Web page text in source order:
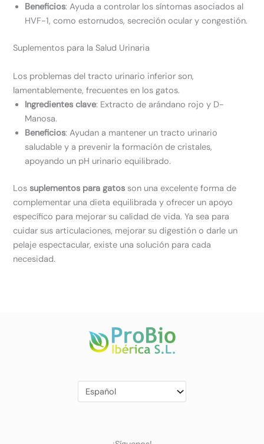
Beneficios: Ayuda a controlar los síntomas asociados al
HVF-1, como estornudos, secreción ocular y congestión.
Suplementos para la Salud Urinaria
Los problemas del tracto urinario inferior son,
lamentablemente, frecuentes en los gatos.
Ingredientes clave: Extracto de arándano rojo y D-
Manosa.
Beneficios: Ayudan a mantener un tracto urinario
saludable y a prevenir la formación de cristales,
apoyando un pH urinario equilibrado.
Lossuplementos para gatos son una excelente forma de
complementar una dieta equilibrada y ofrecer un apoyo
específico para mejorar su calidad de vida. Ya sea para
cuidar sus articulaciones, mejorar su digestión o darle un
pelaje espectacular, existe una solución para cada
necesidad.